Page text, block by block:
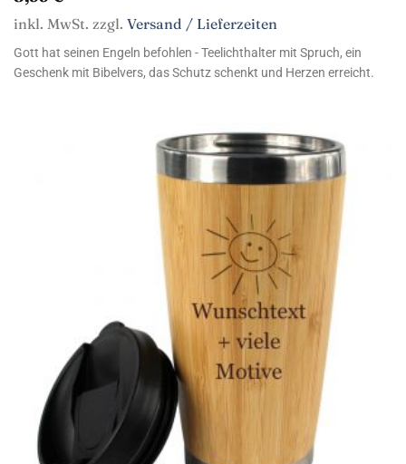
inkl. MwSt. zzgl. Versand / Lieferzeiten
Gott hat seinen Engeln befohlen - Teelichthalter mit Spruch, ein
Geschenk mit Bibelvers, das Schutz schenkt und Herzen erreicht.